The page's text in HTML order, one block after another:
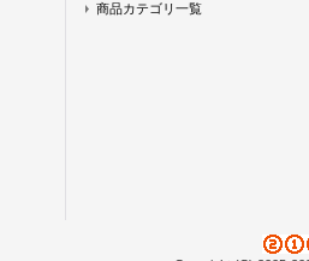
商品カテゴリ一覧